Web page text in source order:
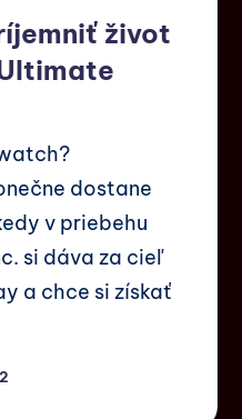
život
dostane
v priebehu
si dáva za cieľ
a chce si získať